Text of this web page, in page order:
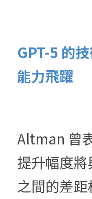
GPT-5 的
能力飛躍
Altman 曾
提升幅度將
之間的差距